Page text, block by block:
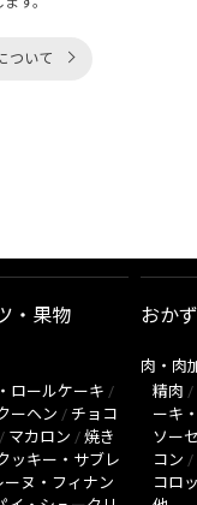
ついて
・果物
ロールケーキ /
ーヘン / チョコ
/ マカロン / 焼き
ッキー・サブレ
ーヌ・フィナン
おかず
肉・肉
精肉 /
ーキ
ソー
コン /
コロ